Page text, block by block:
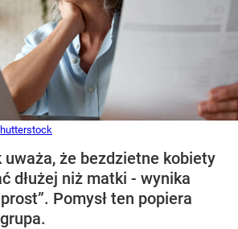
uważa, że bezdzietne kobiety
dłużej niż matki - wynika
Pomysł ten popiera